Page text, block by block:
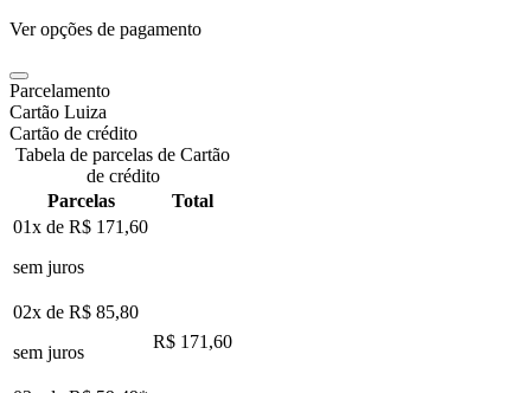
Ver opções de pagamento
Parcelamento
Cartão Luiza
Cartão de crédito
Tabela de parcelas de Cartão
de crédito
Parcelas
Total
01x de R$ 171,60
sem juros
02x de R$ 85,80
sem juros
R$ 171,60